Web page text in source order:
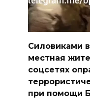
Силовиками
местная
соцсетях
при помощи